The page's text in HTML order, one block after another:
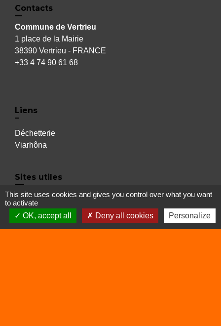
Contacts
Commune de Vertrieu
1 place de la Mairie
38390 Vertrieu - FRANCE
+33 4 74 90 61 68
Liens
Déchetterie
Viarhôna
Sites utiles
Balcons du Dauphiné
Isère
This site uses cookies and gives you control over what you want
to activate
OK, accept all
Deny all cookies Personalize